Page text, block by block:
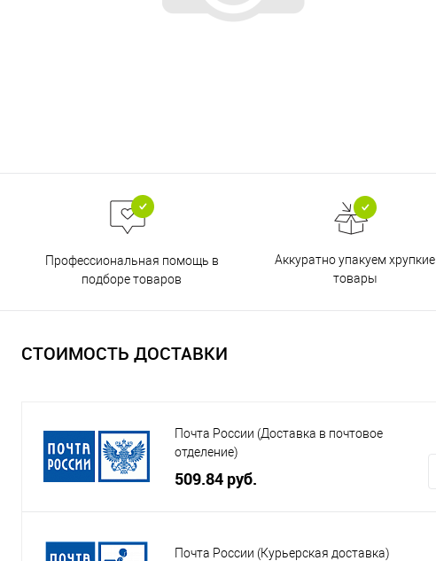
Профессиональная помощь в
подборе товаров
Аккуратно упакуем хрупкие
товары
СТОИМОСТЬ ДОСТАВКИ
Почта России (Доставка в почтовое
отделение)
509.84 руб.
Почта России (Курьерская доставка)